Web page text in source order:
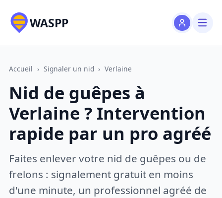
WASPP
Accueil › Signaler un nid › Verlaine
Nid de guêpes à
Verlaine ? Intervention
rapide par un pro agréé
Faites enlever votre nid de guêpes ou de
frelons : signalement gratuit en moins
d'une minute, un professionnel agréé de